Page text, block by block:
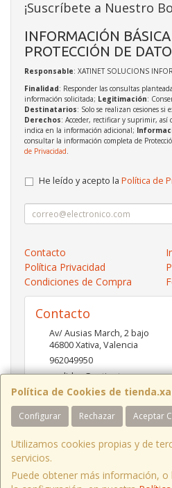
Política de Cookies de
Configurar Rechazar Aceptar
Utilizamos cookies propias y de
servicios.
Puede obtener más información,
¡Suscríbete a Nuestro
INFORMACIÓN
PROTECCIÓN DE
Responsable: XATINET SOLUCIONS
Finalidad: Responder las consultas
información solicitada; Legitimación:
Destinatarios: Solo se realizan cesiones si
Derechos: Acceder, rectificar y suprimir, así
indica en la información adicional;
consultar la información completa de
de Privacidad.
He leído y acepto la Política de
Contacto
Política Privacidad
Condiciones de Compra
Contacto
Av/ Ausias March, 2 bajo
46800Xativa,Valencia
962049950
pedidos@xatinet.com
Horario
9-13:30 16:30-19:30